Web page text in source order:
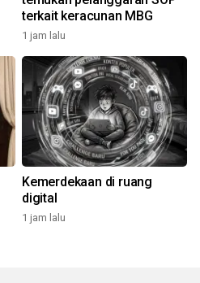
terkait keracunan MBG
1 jam lalu
Kemerdekaan di ruang
digital
1 jam lalu